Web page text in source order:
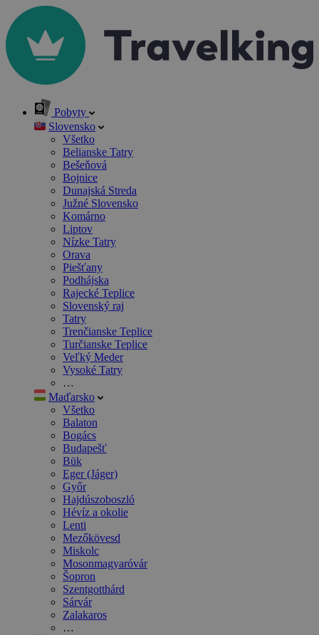
Pobyty
Slovensko
Všetko
Belianske Tatry
Bešeňová
Bojnice
Dunajská Streda
Južné Slovensko
Komárno
Liptov
Nízke Tatry
Orava
Piešťany
Podhájska
Rajecké Teplice
Slovenský raj
Tatry
Trenčianske Teplice
Turčianske Teplice
Veľký Meder
Vysoké Tatry
…
Maďarsko
Všetko
Balaton
Bogács
Budapešť
Bük
Eger (Jáger)
Győr
Hajdúszoboszló
Hévíz a okolie
Lenti
Mezőkövesd
Miskolc
Mosonmagyaróvár
Šopron
Szentgotthárd
Sárvár
Zalakaros
…